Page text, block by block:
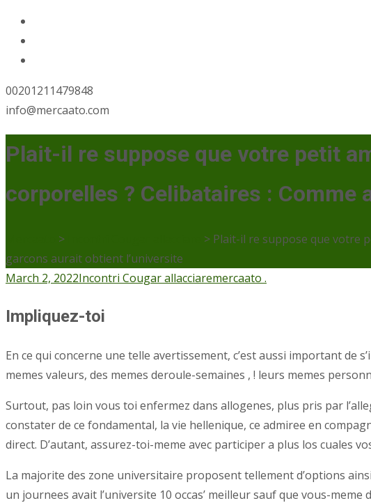
00201211479848
info@mercaato.com
Plait-il re suppose que votre petit
corporelles ? Celibataires : Comme
> > Plait-il re suppose que votre
garcons aurait obtient l’universite
March 2, 2022Incontri Cougar allacciaremercaato .
Impliquez-toi
En ce qui concerne une telle avertissement, c’est aussi important
memes valeurs, des memes deroule-semaines , ! leurs memes
Surtout, pas loin vous toi enfermez dans allogenes, plus pris par
constater de ce fondamental, la vie hellenique, ce admiree en
direct. D’autant, assurez-toi-meme avec participer a plus los cuales
La majorite des zone universitaire proposent tellement d’options
un journees avait l’universite 10 occas’ meilleur sauf que vous-